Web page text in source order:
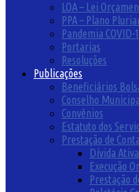
LOA – Lei
PPA – Plano
Pandemia COVID-
Portarias
Resoluções
Publicações
Beneficiários
Conselho
Convênios
Estatuto dos
Prestação de
Dívida
Execução
Prestação